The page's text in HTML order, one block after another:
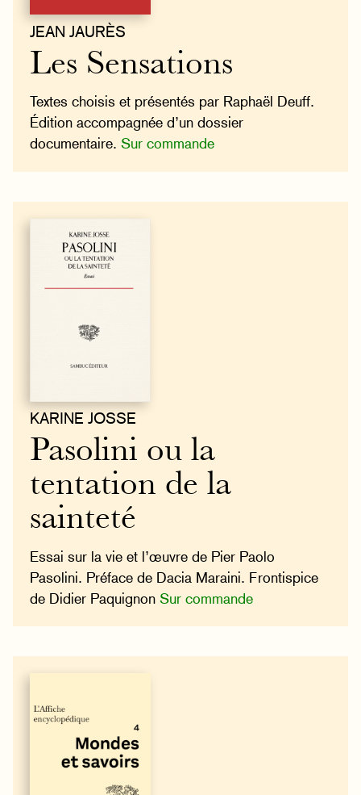
JEAN JAURÈS
Les Sensations
Textes choisis et présentés par Raphaël Deuff.
Édition accompagnée d’un dossier
documentaire.Sur commande
KARINE JOSSE
Pasolini ou la
tentation de la
sainteté
Essai sur la vie et l’œuvre de Pier Paolo
Pasolini. Préface de Dacia Maraini. Frontispice
de Didier PaquignonSur commande